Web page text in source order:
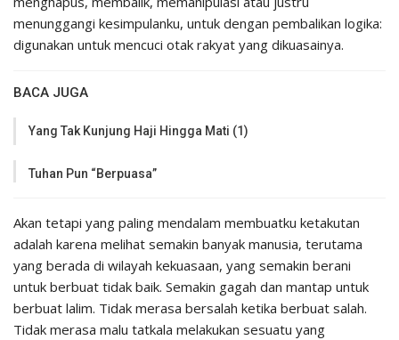
menunggangi kesimpulanku, untuk dengan pembalikan logika:
digunakan untuk mencuci otak rakyat yang dikuasainya.
BACA JUGA
Yang Tak Kunjung Haji Hingga Mati (1)
Tuhan Pun “Berpuasa”
Akan tetapi yang paling mendalam membuatku ketakutan
adalah karena melihat semakin banyak manusia, terutama
yang berada di wilayah kekuasaan, yang semakin berani
untuk berbuat tidak baik. Semakin gagah dan mantap untuk
berbuat lalim. Tidak merasa bersalah ketika berbuat salah.
Tidak merasa malu tatkala melakukan sesuatu yang